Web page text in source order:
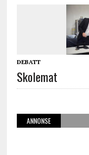
DEBATT
Skolemat
ANNONSE